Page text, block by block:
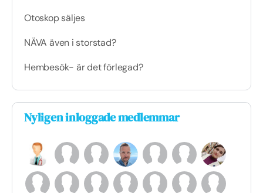
Otoskop säljes
NÄVA även i storstad?
Hembesök- är det förlegad?
Nyligen inloggade medlemmar